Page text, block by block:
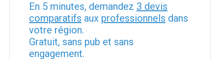
En 5 minutes, demandez 3 devis
comparatifs aux professionnels dans
votre région.
Gratuit, sans pub et sans
engagement.